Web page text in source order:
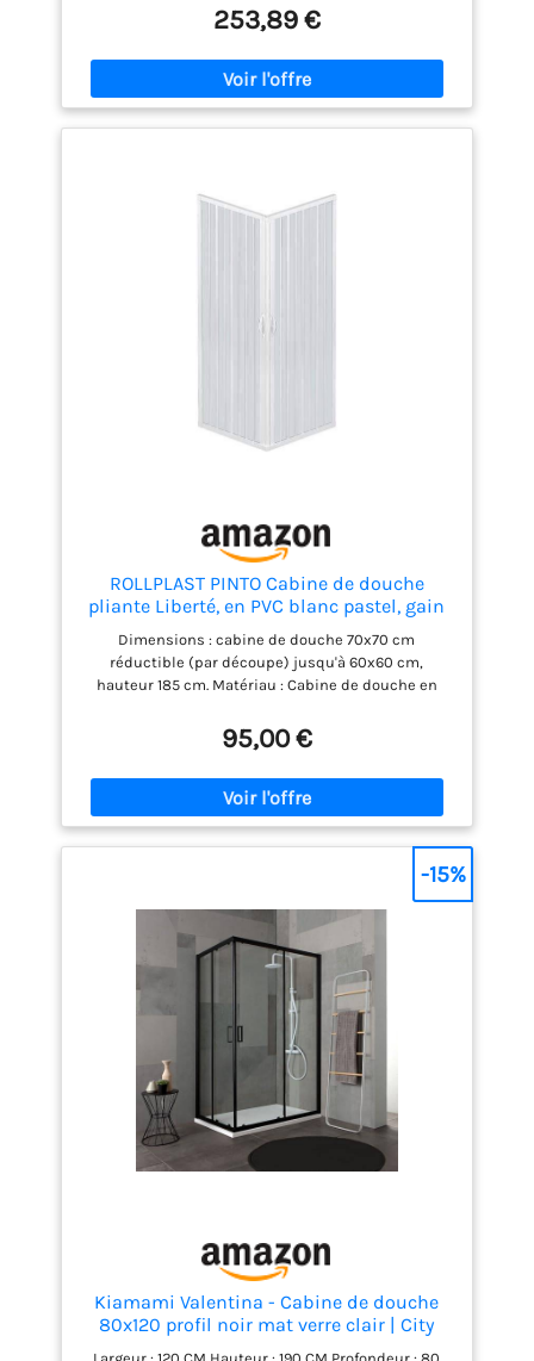
verre est transparent, les poignées et le cadre sont
noirs mats. Installation de boîtes réversibles. Portes
coulissantes. Fermeture magnétique de la porte.
Espace de réglage de -2 cm par côté. Poignées
carrées. Blocage rapide en bas et double palier
coulissant en haut. Le receveur de douche n'est pas
253,89 €
ROLLPLAST PINTO Cabine de douche
pliante Liberté, en PVC blanc pastel, gain
place, fabriquée Italie, mobilier salle bain,
70 x cm
Dimensions : cabine de douche 70x70 cm
réductible (par découpe) jusqu'à 60x60 cm,
hauteur 185 cm. Matériau : Cabine de douche en
matériau recyclable, durable et robuste) ; large
ouverture accordéon pour un accès facile à la
douche, profilé blanc. Quincaillerie en acier
inoxydable et kit d'installation inclus dans
l'emballage Produit fabriqué en Italie - Instructions
de montage en italien Produit en kit à monter soi-
95,00 €
Kiamami Valentina - Cabine de douche
80x120 profil noir mat verre clair | City
-15%